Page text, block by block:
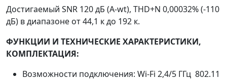
Достигаемый SNR 120 дБ (A-wt), THD+N 0,00032% (-110
дБ) в диапазоне от 44,1 к до 192 к.
ФУНКЦИИ И ТЕХНИЧЕСКИЕ ХАРАКТЕРИСТИКИ,
КОМПЛЕКТАЦИЯ:
Возможности подключения: Wi-Fi 2,4/5 ГГц 802.11